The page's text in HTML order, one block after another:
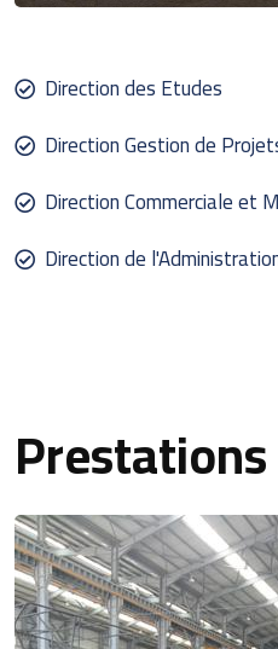
Direction des Etudes
Direction Gestion de
Direction Commerciale et
Direction de
Prestations